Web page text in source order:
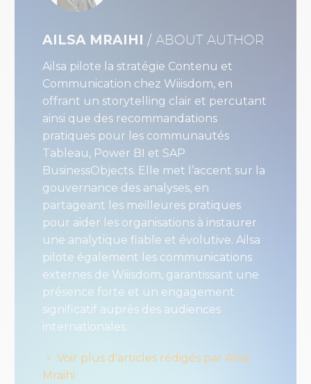
AILSA MRAIHI / ABOUT AUTHOR
Ailsa pilote la stratégie Contenu et
Communication chez Wiiisdom, en
offrant un storytelling clair et percutant
ainsi que des recommandations
pratiques pour les communautés
Tableau, Power BI et SAP
BusinessObjects. Elle met l’accent sur la
gouvernance des analyses, en
partageant les meilleures pratiques
pour aider les organisations à instaurer
une analytique fiable et évolutive. Ailsa
pilote également les communications
externes de Wiiisdom, garantissant une
présence forte et un engagement
significatif auprès des audiences
internationales.
Voir plus d'articles rédigés par Ailsa
Mraihi